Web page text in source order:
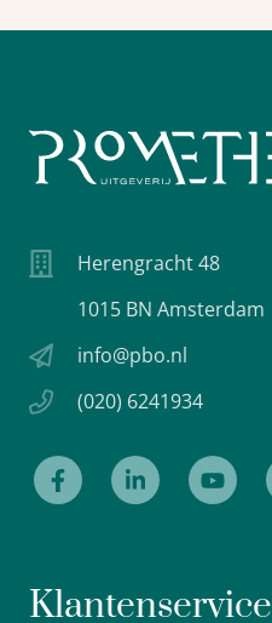
Herengracht 48
1015 BN Amsterdam
info@pbo.nl
(020) 6241934
Klantenservice